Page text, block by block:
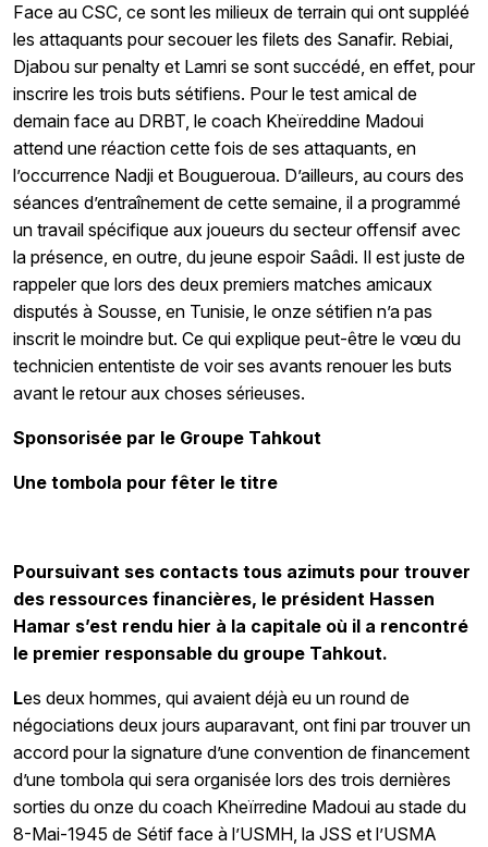
Face au CSC, ce sont les milieux de terrain qui ont suppléé
les attaquants pour secouer les filets des Sanafir. Rebiai,
Djabou sur penalty et Lamri se sont succédé, en effet, pour
inscrire les trois buts sétifiens. Pour le test amical de
demain face au DRBT, le coach Kheïreddine Madoui
attend une réaction cette fois de ses attaquants, en
l’occurrence Nadji et Bougueroua. D’ailleurs, au cours des
séances d’entraînement de cette semaine, il a programmé
un travail spécifique aux joueurs du secteur offensif avec
la présence, en outre, du jeune espoir Saâdi. Il est juste de
rappeler que lors des deux premiers matches amicaux
disputés à Sousse, en Tunisie, le onze sétifien n’a pas
inscrit le moindre but. Ce qui explique peut-être le vœu du
technicien ententiste de voir ses avants renouer les buts
avant le retour aux choses sérieuses.
Sponsorisée par le Groupe Tahkout
Une tombola pour fêter le titre
Poursuivant ses contacts tous azimuts pour trouver
des ressources financières, le président Hassen
Hamar s’est rendu hier à la capitale où il a rencontré
le premier responsable du groupe Tahkout.
Les deux hommes, qui avaient déjà eu un round de
négociations deux jours auparavant, ont fini par trouver un
accord pour la signature d’une convention de financement
d’une tombola qui sera organisée lors des trois dernières
sorties du onze du coach Kheïrredine Madoui au stade du
8-Mai-1945 de Sétif face à l’USMH, la JSS et l’USMA